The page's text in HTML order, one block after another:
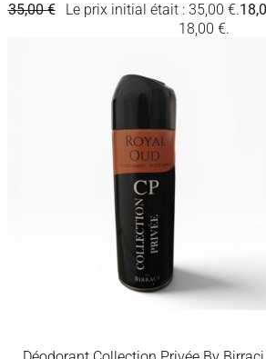
35,00€ Le prix initial était : 35,00 €.
18,00 €.